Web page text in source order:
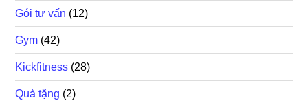
Gói tư vấn (12)
Gym (42)
Kickfitness (28)
Quà tặng (2)